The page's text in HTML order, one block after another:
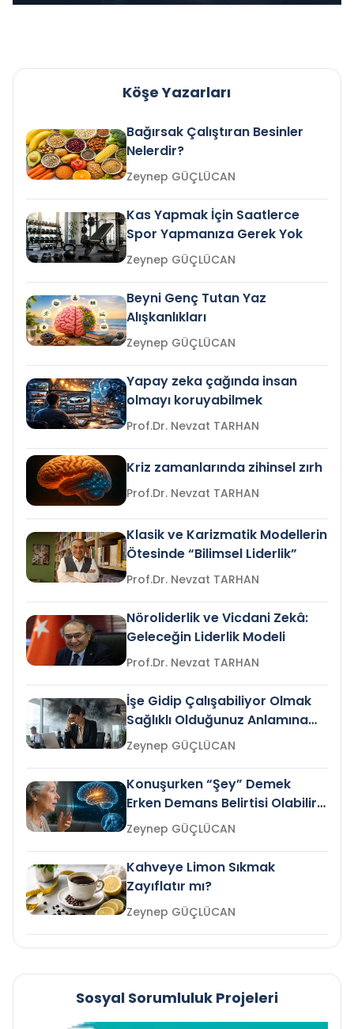
Köşe Yazarları
Bağırsak Çalıştıran Besinler
Nelerdir?
Zeynep GÜÇLÜCAN
Kas Yapmak İçin Saatlerce
Spor Yapmanıza Gerek Yok
Zeynep GÜÇLÜCAN
Beyni Genç Tutan Yaz
Alışkanlıkları
Zeynep GÜÇLÜCAN
Yapay zeka çağında insan
olmayı koruyabilmek
Prof.Dr. Nevzat TARHAN
Kriz zamanlarında zihinsel zırh
Prof.Dr. Nevzat TARHAN
Klasik ve Karizmatik Modellerin
Ötesinde “Bilimsel Liderlik”
Prof.Dr. Nevzat TARHAN
Nöroliderlik ve Vicdani Zekâ:
Geleceğin Liderlik Modeli
Prof.Dr. Nevzat TARHAN
İşe Gidip Çalışabiliyor Olmak
Sağlıklı Olduğunuz Anlamına
Gelir mi?Zeynep GÜÇLÜCAN
Konuşurken “Şey” Demek
Erken Demans Belirtisi Olabilir
mi?
Zeynep GÜÇLÜCAN
Kahveye Limon Sıkmak
Zayıflatır mı?
Zeynep GÜÇLÜCAN
Sosyal Sorumluluk Projeleri